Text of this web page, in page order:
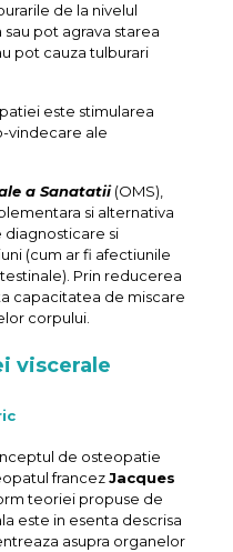
de la nivelul
pot agrava starea
pot cauza tulburari
este stimularea
vindecare ale
a Sanatatii(OMS),
si alternativa
diagnosticare si
(cum ar fi afectiunile
Prin reducerea
capacitatea de miscare
corpului.
viscerale
de osteopatie
francezJacques
teoriei propuse de
este in esenta descrisa
asupra organelor